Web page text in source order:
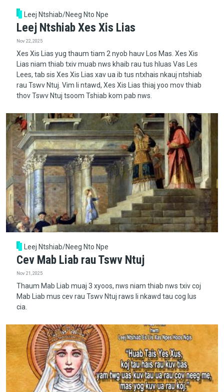
Leej Ntshiab/Neeg Nto Npe
Leej Ntshiab Xes Xis Lias
Nov 22, 2025
Xes Xis Lias yug thaum tiam 2 nyob hauv Los Mas. Xes Xis
Lias niam thiab txiv muab nws khaib rau tus hluas Vas Les
Lees, tab sis Xes Xis Lias xav ua ib tus ntxhais nkauj ntshiab
rau Tswv Ntuj. Vim li ntawd, Xes Xis Lias thiaj yoo mov thiab
thov Tswv Ntuj tsoom Tshiab kom pab nws.
Leej Ntshiab/Neeg Nto Npe
Cev Mab Liab rau Tswv Ntuj
Nov 21, 2025
Thaum Mab Liab muaj 3 xyoos, nws niam thiab nws txiv coj
Mab Liab mus cev rau Tswv Ntuj raws li nkawd tau cog lus
cia.